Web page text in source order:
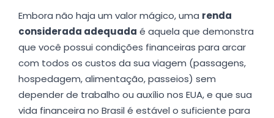
Embora não haja um valor mágico, uma renda
considerada adequada é aquela que demonstra
que você possui condições financeiras para arcar
com todos os custos da sua viagem (passagens,
hospedagem, alimentação, passeios) sem
depender de trabalho ou auxílio nos EUA, e que sua
vida financeira no Brasil é estável o suficiente para